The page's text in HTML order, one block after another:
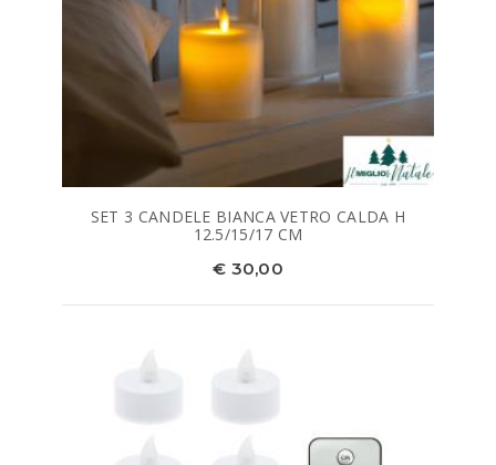
SET 3 CANDELE BIANCA VETRO CALDA H
12.5/15/17 CM
€ 30,00